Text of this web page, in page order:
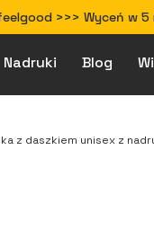
>>> Wyceń w
Nadruki Blog
z daszkiem unisex z